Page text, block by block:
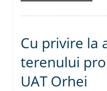
Cu privire la
terenului
UAT Orhei